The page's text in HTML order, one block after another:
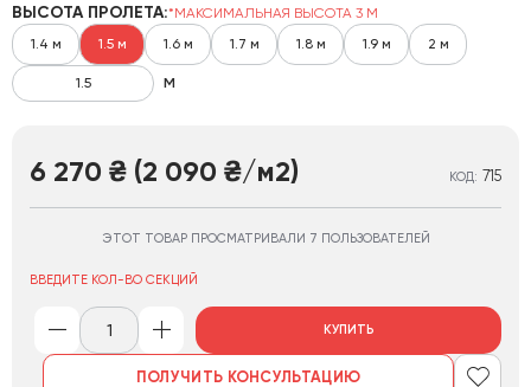
ВЫСОТА ПРОЛЕТА:*МАКСИМАЛЬНАЯ ВЫСОТА 3 М
1.4 м
1.5 м 1.6 м 1.7 м 1.8 м 1.9 м 2 м
м
6 270 ₴ (2 090 ₴/м2) КОД: 715
ЭТОТ ТОВАР ПРОСМАТРИВАЛИ 7 ПОЛЬЗОВАТЕЛЕЙ
ВВЕДИТЕ КОЛ-ВО СЕКЦИЙ
КУПИТЬ
ПОЛУЧИТЬ КОНСУЛЬТАЦИЮ